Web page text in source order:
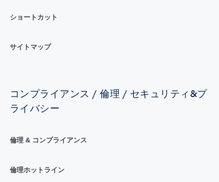
ショートカット
サイトマップ
コンプライアンス / 倫理 / セキュリティ&プ
ライバシー
倫理 & コンプライアンス
倫理ホットライン